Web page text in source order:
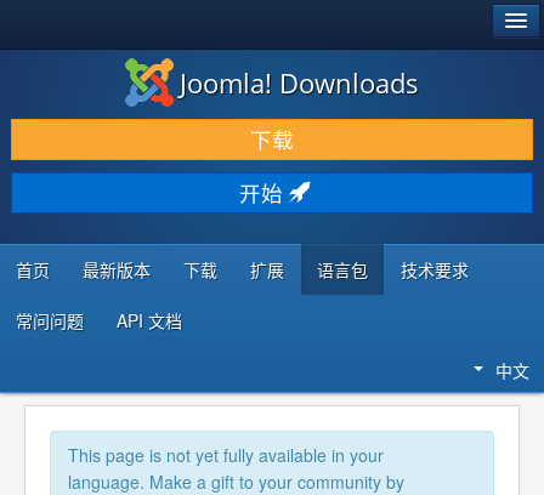
下载 & 扩展
发现 & 学习
社区 & 支持
开发者资源
Joomla! Downloads
下载
开始
首页 最新版本 下载 扩展 语言包 技术要求
常问问题 API 文档
中文
This page is not yet fully available in your
language. Make a gift to your community by